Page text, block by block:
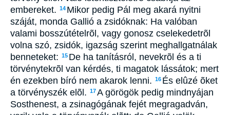
embereket. 14 Mikor pedig Pál meg akará nyitni
száját, monda Gallió a zsidóknak: Ha valóban
valami bosszútételrõl, vagy gonosz cselekedetrõl
volna szó, zsidók, igazság szerint meghallgatnálak
benneteket: 15 De ha tanításról, nevekrõl és a ti
törvénytekrõl van kérdés, ti magatok lássátok; mert
én ezekben bíró nem akarok lenni. 16 És elûzé õket
a törvényszék elõl. 17A görögök pedig mindnyájan
Sosthenest, a zsinagógának fejét megragadván,